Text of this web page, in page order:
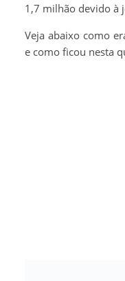
1,7 milhão devido à
Veja abaixo como
e como ficou nesta